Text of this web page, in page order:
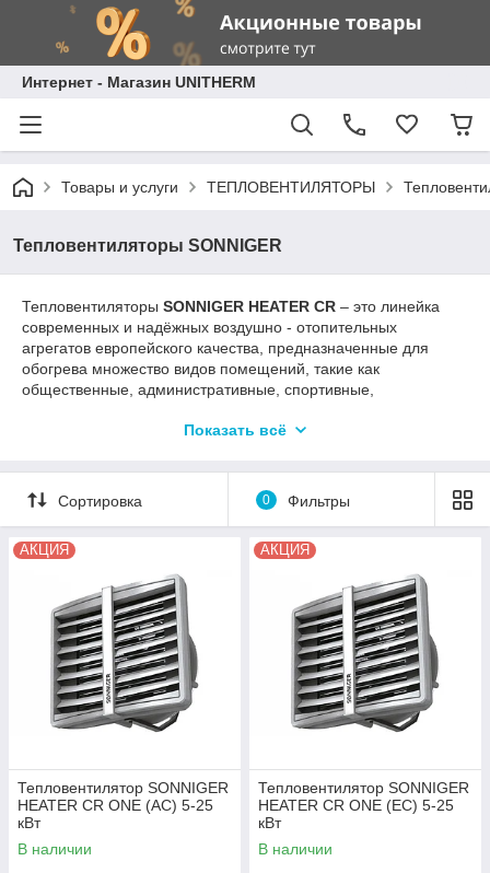
Интернет - Магазин UNITHERM
Товары и услуги ТЕПЛОВЕНТИЛЯТОРЫ
Тепловентиляторы SONNIGER
Тепловентиляторы SONNIGER HEATER CR – это линейка
современных и надёжных воздушно - отопительных
агрегатов европейского качества, предназначенные для
обогрева множество видов помещений, такие как
общественные, административные, спортивные,
агропромышленные, животноводческие и др.
Показать всё
Сортировка 0 Фильтры
АКЦИЯ
Тепловентилятор SONNIGER
HEATER CR ONE (AC) 5-25
кВт
В наличии
АКЦИЯ
Тепловентилятор SONNIGER
HEATER CR ONE (EC) 5-25
кВт
В наличии